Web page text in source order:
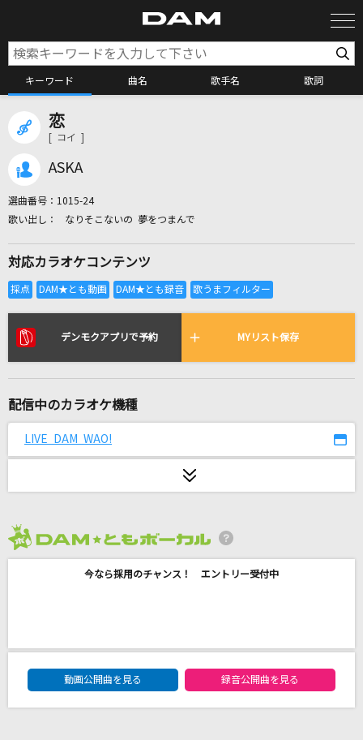
キーワード 曲名 歌手名 歌詞
全国りれき
リアルタイムで歌われている曲の一覧
カメレオン
[生音]幸せ
初恋リバイバル
恋
[ コイ ]
ASKA
選曲番号： 1015-24
なりそこないの 夢をつまんで
対応カラオケコンテンツ
デンモクアプリで予約 MYリスト保存
配信中のカラオケ機種
LIVE DAM WAO!
今なら採用のチャンス！ エントリー受付中
DAM★ともボーカルエントリーランキング
動画公開曲を見る
録音公開曲を見る